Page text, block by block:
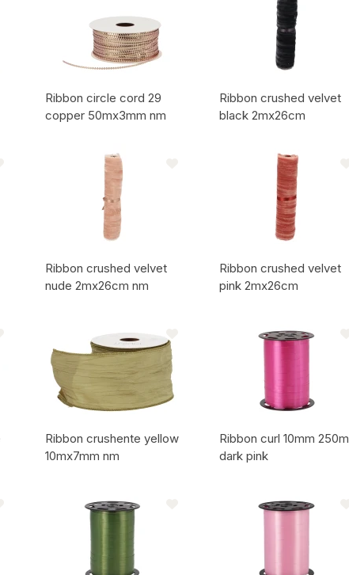
Ribbon circle cord 29
copper 50mx3mm nm
Ribbon crushed velvet
black 2mx26cm
Ribbon crushed velvet
nude 2mx26cm nm
Ribbon crushed velvet
pink 2mx26cm
Ribbon crushente yellow
10mx7mm nm
Ribbon curl 10mm 250m
dark pink